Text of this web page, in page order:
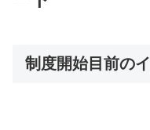
制度開始目前の